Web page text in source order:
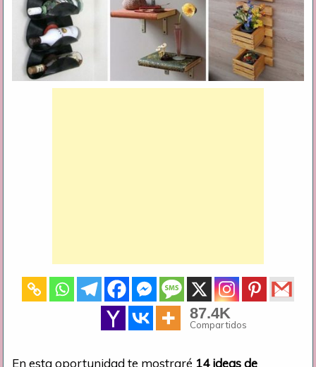
87.4K
Compartidos
En esta oportunidad te mostraré 14 ideas de